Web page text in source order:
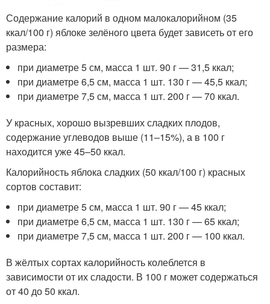
Содержание калорий в одном малокалорийном (35
ккал/100 г) яблоке зелёного цвета будет зависеть от его
размера:
при диаметре 5 см, масса 1 шт. 90 г — 31,5 ккал;
при диаметре 6,5 см, масса 1 шт. 130 г — 45,5 ккал;
при диаметре 7,5 см, масса 1 шт. 200 г — 70 ккал.
У красных, хорошо вызревших сладких плодов,
содержание углеводов выше (11–15%), а в 100 г
находится уже 45–50 ккал.
Калорийность яблока сладких (50 ккал/100 г) красных
сортов составит:
при диаметре 5 см, масса 1 шт. 90 г — 45 ккал;
при диаметре 6,5 см, масса 1 шт. 130 г — 65 ккал;
при диаметре 7,5 см, масса 1 шт. 200 г — 100 ккал.
В жёлтых сортах калорийность колеблется в
зависимости от их сладости. В 100 г может содержаться
от 40 до 50 ккал.